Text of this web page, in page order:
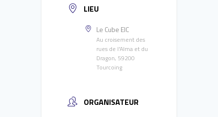
LIEU
Le Cube EIC
Au croisement des
rues de l'Alma et du
Dragon, 59200
Tourcoing
ORGANISATEUR